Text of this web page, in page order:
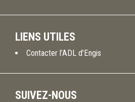
LIENS UTILES
Contacter l’ADL d’Engis
SUIVEZ-NOUS